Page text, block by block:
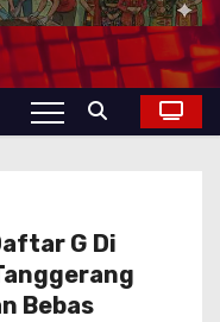
G Di
Bebas